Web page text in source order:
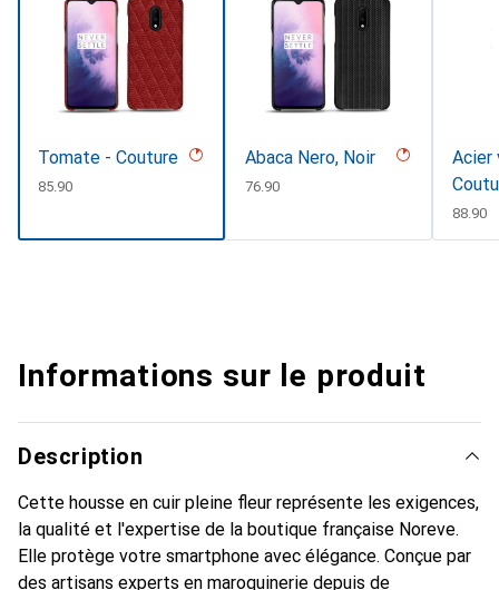
Tomate - Couture
CHF
85.90
Abaca Nero, Noir
CHF
76.90
Acier
CHF
88.90
Informations sur le produit
Description
Cette housse en cuir pleine fleur représente les exigences,
la qualité et l'expertise de la boutique française Noreve.
Elle protège votre smartphone avec élégance. Conçue par
des artisans experts en maroquinerie depuis de